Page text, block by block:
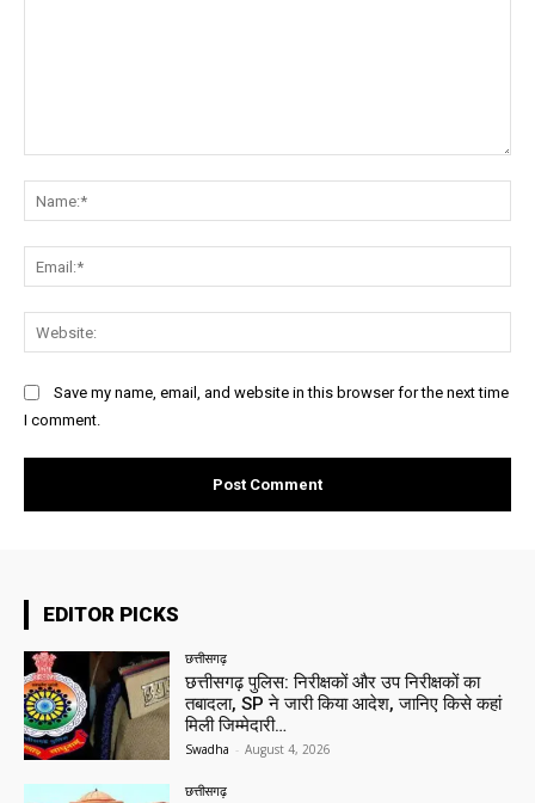
Save my name, email, and website in this browser for the next time
I comment.
EDITOR PICKS
छत्तीसगढ़
छत्तीसगढ़ पुलिस: निरीक्षकों और उप निरीक्षकों का
तबादला, SP ने जारी किया आदेश, जानिए किसे कहां
मिली जिम्मेदारी…
Swadha - August 4, 2026
छत्तीसगढ़